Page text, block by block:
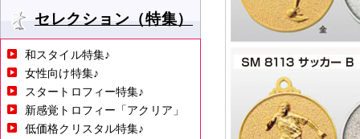
セレクション（特集）
和スタイル特集♪
女性向け特集♪
スタートロフィー特集♪
新感覚トロフィー「アクリア」
低価格クリスタル特集♪